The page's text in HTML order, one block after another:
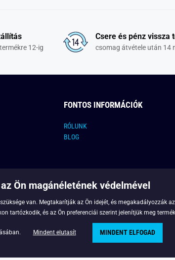
12-ig
Csere és pénz vissza
csomag átvétele után 14
FONTOS INFORMÁCIÓK
RÓLUNK
BLOG
Copyright © 2022 - Legyferfi.hu
Ön magánéletének védelmével
van. Megtakarítják az Ön idejét, és megakadályozzák
tartózkodik, és az Ön preferenciái szerint jelenítjük meg
Mindent elutasít MINDENT ELFOGAD